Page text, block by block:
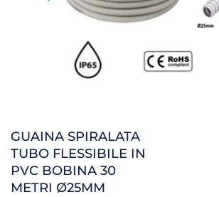
GUAINA SPIRALATA
TUBO FLESSIBILE IN
PVC BOBINA 30
METRI Ø25MM